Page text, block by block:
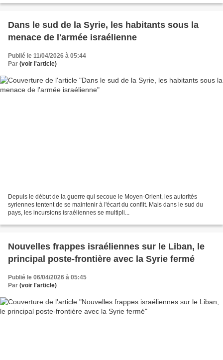
Dans le sud de la Syrie, les habitants sous la
menace de l'armée israélienne
Publié le 11/04/2026 à 05:44
Par (voir l'article)
Depuis le début de la guerre qui secoue le Moyen-Orient, les autorités
syriennes tentent de se maintenir à l'écart du conflit. Mais dans le sud du
pays, les incursions israéliennes se multipli...
Nouvelles frappes israéliennes sur le Liban, le
principal poste-frontière avec la Syrie fermé
Publié le 06/04/2026 à 05:45
Par (voir l'article)